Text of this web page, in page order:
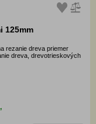
125mm
rezanie dreva priemer
dreva, drevotrieskových